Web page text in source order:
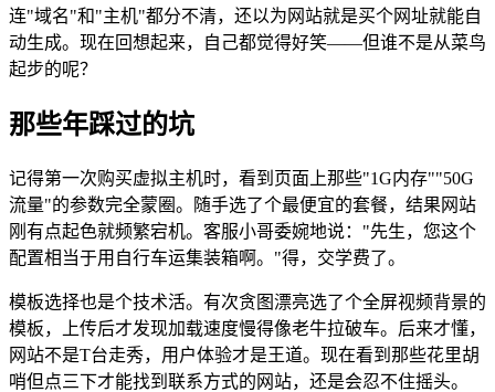
连"域名"和"主机"都分不清，还以为网站就是买个网址就能自
动生成。现在回想起来，自己都觉得好笑——但谁不是从菜鸟
起步的呢？
那些年踩过的坑
记得第一次购买虚拟主机时，看到页面上那些"1G内存""50G
流量"的参数完全蒙圈。随手选了个最便宜的套餐，结果网站
刚有点起色就频繁宕机。客服小哥委婉地说："先生，您这个
配置相当于用自行车运集装箱啊。"得，交学费了。
模板选择也是个技术活。有次贪图漂亮选了个全屏视频背景的
模板，上传后才发现加载速度慢得像老牛拉破车。后来才懂，
网站不是T台走秀，用户体验才是王道。现在看到那些花里胡
哨但点三下才能找到联系方式的网站，还是会忍不住摇头。